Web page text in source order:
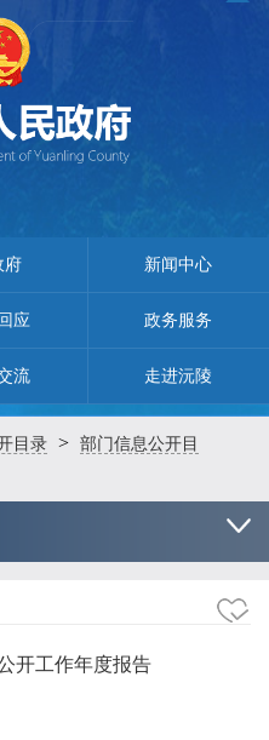
府 新闻中心
应 政务服务
流 走进沅陵
目录 > 部门信息公开目
开工作年度报告